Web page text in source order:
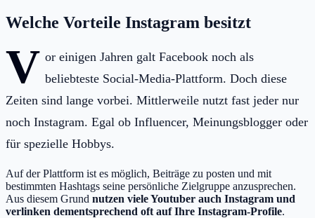
Welche Vorteile Instagram besitzt
V or einigen Jahren galt Facebook noch als
beliebteste Social-Media-Plattform. Doch diese
Zeiten sind lange vorbei. Mittlerweile nutzt fast jeder nur
noch Instagram. Egal ob Influencer, Meinungsblogger oder
für spezielle Hobbys.
Auf der Plattform ist es möglich, Beiträge zu posten und mit
bestimmten Hashtags seine persönliche Zielgruppe anzusprechen.
Aus diesem Grund nutzen viele Youtuber auch Instagram und
verlinken dementsprechend oft auf Ihre Instagram-Profile.